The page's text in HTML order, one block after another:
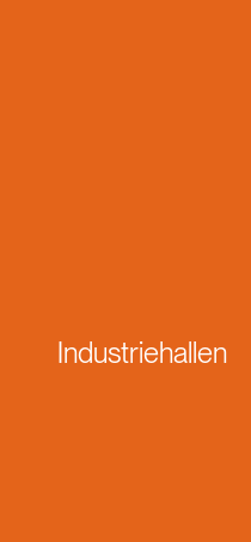
Industriehallen